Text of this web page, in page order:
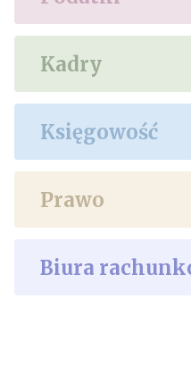
Kadry
Księgowość
Prawo
Biura